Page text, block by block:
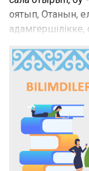
оятып, Отанын,
адамгершілікке,